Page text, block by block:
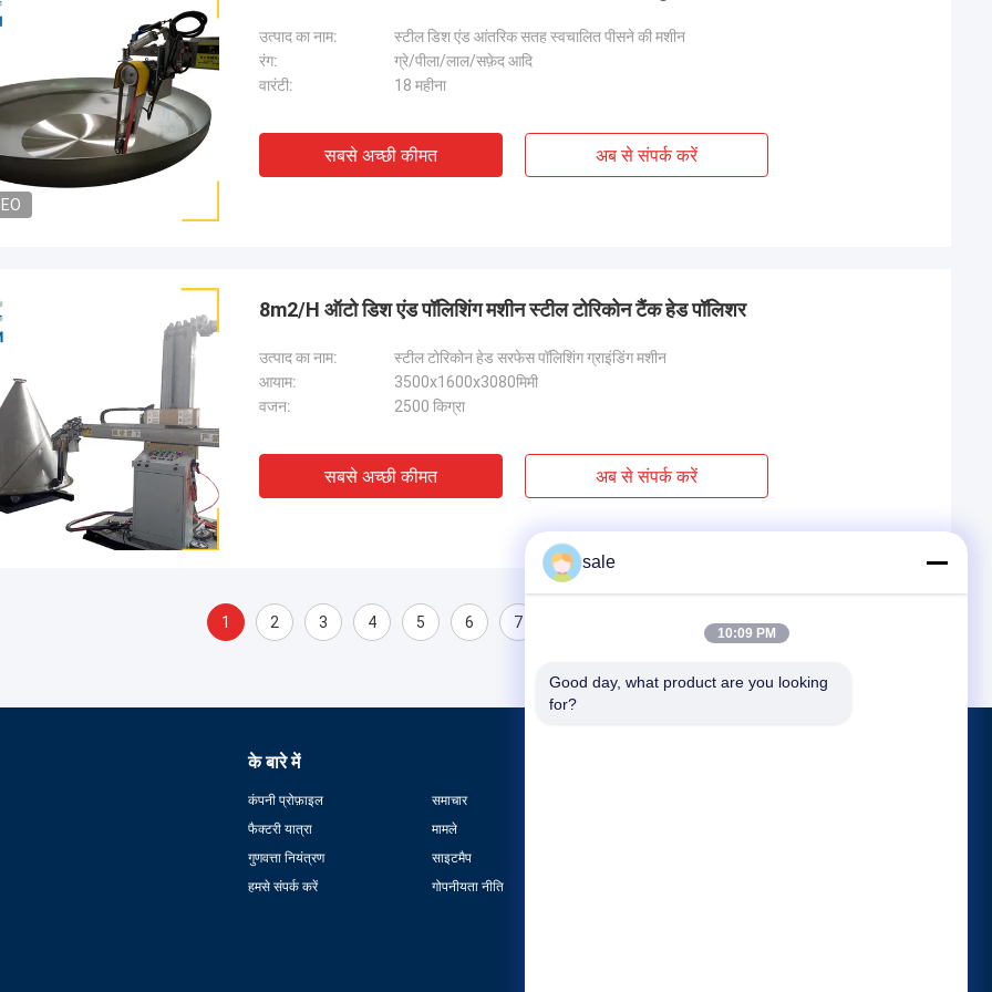
उत्पाद का नाम:
स्टील डिश एंड आंतरिक सतह स्वचालित पीसने की मशीन
रंग:
ग्रे/पीला/लाल/सफ़ेद आदि
वारंटी:
18 महीना
सबसे अच्छी कीमत अब से संपर्क करें
8m2/H ऑटो डिश एंड पॉलिशिंग मशीन स्टील टोरिकोन टैंक हेड पॉलिशर
उत्पाद का नाम:
स्टील टोरिकोन हेड सरफेस पॉलिशिंग ग्राइंडिंग मशीन
आयाम:
3500x1600x3080मिमी
वजन:
2500 किग्रा
सबसे अच्छी कीमत अब से संपर्क करें
1 2 3 4 5 6 7
के बारे में
कंपनी प्रोफ़ाइल
फैक्टरी यात्रा
गुणवत्ता नियंत्रण
हमसे संपर्क करें
समाचार
मामले
साइटमैप
गोपनीयता नीति
sale
10:09 PM
Good day, what product are you looking
for?